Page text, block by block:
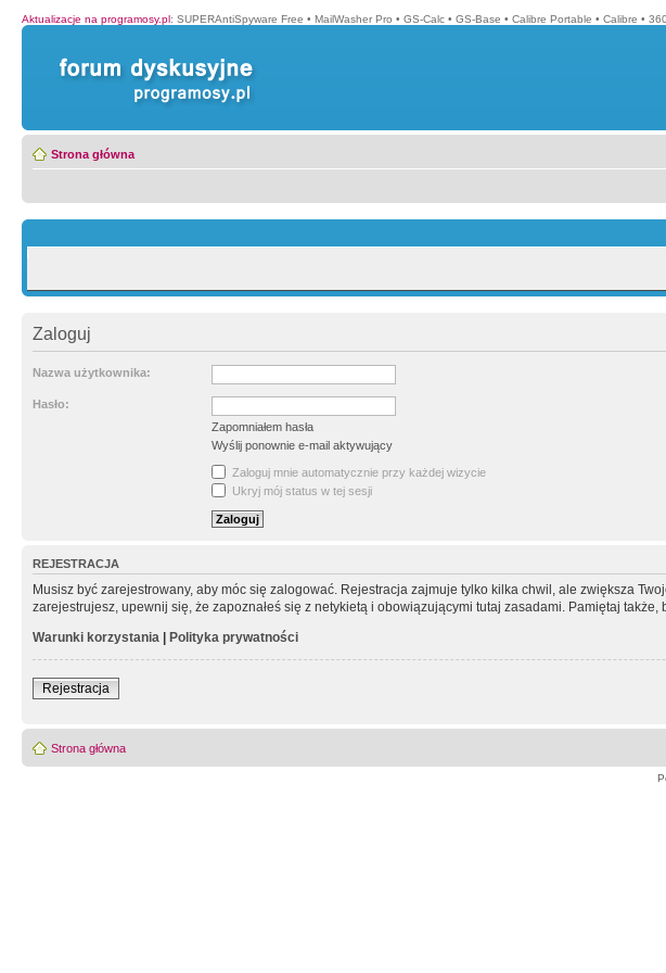
Aktualizacje na programosy.pl: SUPERAntiSpyware Free • MailWasher Pro • GS-Calc • GS-Base • Calibre Portable • Calibre •
Strona główna
Zaloguj
Nazwa użytkownika:
Hasło:
Zapomniałem hasła
Wyślij ponownie e-mail aktywujący
Zaloguj mnie automatycznie przy każdej wizycie
Ukryj mój status w tej sesji
REJESTRACJA
Musisz być zarejestrowany, aby móc się zalogować. Rejestracja zajmuje tylko kilka chwil, ale zwiększa
zarejestrujesz, upewnij się, że zapoznałeś się z netykietą i obowiązującymi tutaj zasadami. Pamiętaj także,
Warunki korzystania | Polityka prywatności
Rejestracja
Strona główna